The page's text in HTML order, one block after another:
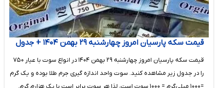
قیمت سکه پارسیان امروز چهارشنبه ۲۹ بهمن ۱۴۰۴ + جدول
قیمت سکه پارسیان امروز چهارشنبه ۲۹ بهمن ۱۴۰۴ در انواع سوت با عیار ۷۵۰
را در جدول زیر مشاهده کنید. سوت واحد اندازه گیری جرم طلا بوده و یک گرم